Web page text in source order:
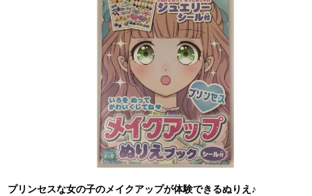
プリンセスな女の子のメイクアップが体験できるぬりえ♪